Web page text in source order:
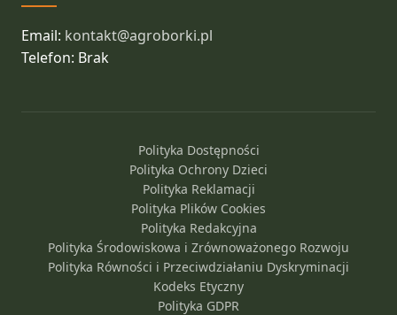
Email: kontakt@agroborki.pl
Telefon: Brak
Polityka Dostępności
Polityka Ochrony Dzieci
Polityka Reklamacji
Polityka Plików Cookies
Polityka Redakcyjna
Polityka Środowiskowa i Zrównoważonego Rozwoju
Polityka Równości i Przeciwdziałaniu Dyskryminacji
Kodeks Etyczny
Polityka GDPR